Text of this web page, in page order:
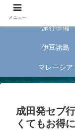
旅好き
旅行準備
伊豆諸島
マレーシア
成田発セブ
くてもお得
メニュー